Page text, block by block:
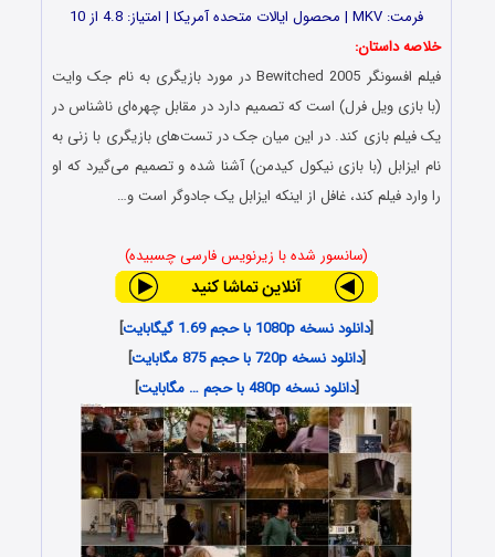
فرمت: MKV | محصول ایالات متحده آمریکا | امتیاز: 4.8 از 10
خلاصه داستان:
فیلم افسونگر Bewitched 2005 در مورد بازیگری به نام جک وایت
(با بازی ویل فرل) است که تصمیم دارد در مقابل چهره‌ای ناشناس در
یک فیلم بازی کند. در این میان جک در تست‌های بازیگری با زنی به
نام ایزابل (با بازی نیکول کیدمن) آشنا شده و تصمیم می‌گیرد که او
را وارد فیلم کند، غافل از اینکه ایزابل یک جادوگر است و…
(سانسور شده با زیرنویس فارسی چسبیده)
[دانلود نسخه 1080p با حجم 1.69 گیگابایت
]
[دانلود نسخه 720p با حجم 875 مگابایت
]
[دانلود نسخه 480p با حجم … مگابایت ]